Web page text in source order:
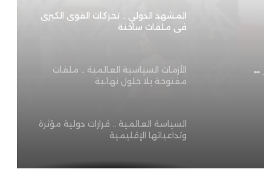
المشهد الدولي .. تحركات القوى الكبرى
في ملفات ساخنة
الأزمات السياسية العالمية .. ملفات
مفتوحة بلا حلول نهائية
السياسة العالمية .. قرارات دولية مؤثرة
وتداعياتها الإقليمية